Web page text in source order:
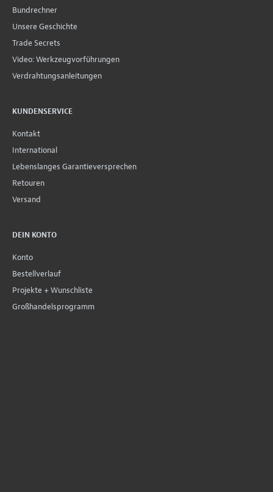
Bundrechner
Unsere Geschichte
Trade Secrets
Video: Werkzeugvorführungen
Verdrahtungsanleitungen
KUNDENSERVICE
Kontakt
International
Lebenslanges Garantieversprechen
Retouren
Versand
DEIN KONTO
Konto
Bestellverlauf
Projekte + Wunschliste
Großhandelsprogramm